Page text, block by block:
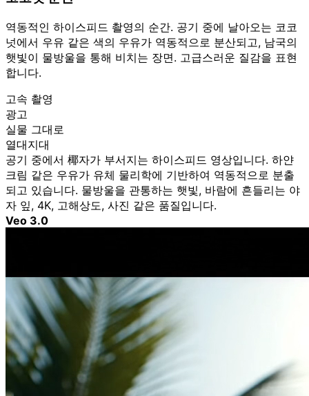
역동적인 하이스피드 촬영의 순간. 공기 중에 날아오는 코코
넛에서 우유 같은 색의 우유가 역동적으로 분산되고, 남국의
햇빛이 물방울을 통해 비치는 장면. 고급스러운 질감을 표현
합니다.
고속 촬영
광고
실물 그대로
열대지대
공기 중에서 椰자가 부서지는 하이스피드 영상입니다. 하얀
크림 같은 우유가 유체 물리학에 기반하여 역동적으로 분출
되고 있습니다. 물방울을 관통하는 햇빛, 바람에 흔들리는 야
자 잎, 4K, 고해상도, 사진 같은 품질입니다.
Veo 3.0